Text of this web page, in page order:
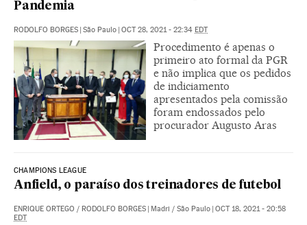
Pandemia
RODOLFO BORGES São Paulo OCT 28, 2021 - 22:34 EDT
Procedimento é apenas o
primeiro ato formal da PGR
e não implica que os pedidos
de indiciamento
apresentados pela comissão
foram endossados pelo
procurador Augusto Aras
CHAMPIONS LEAGUE
Anfield, o paraíso dos treinadores de futebol
ENRIQUE ORTEGO / RODOLFO BORGES Madri / São Paulo OCT 18, 2021 - 20:58
EDT